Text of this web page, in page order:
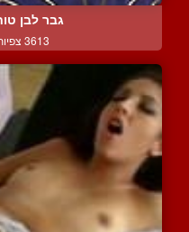
גבר לבן
3613 צפיות